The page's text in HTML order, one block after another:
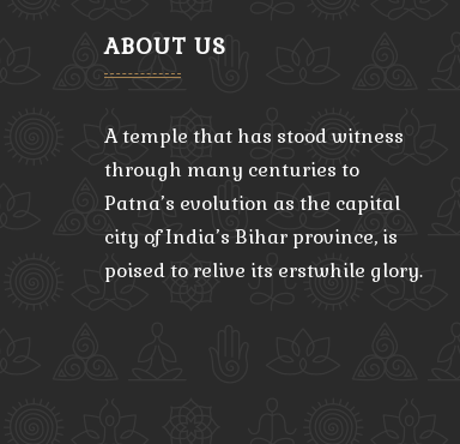
ABOUT US
A temple that has stood witness
through many centuries to
Patna’s evolution as the capital
city of India’s Bihar province, is
poised to relive its erstwhile glory.